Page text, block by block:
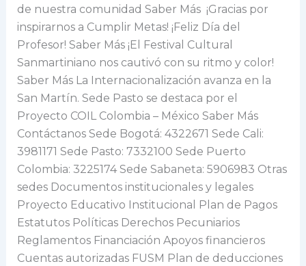
de nuestra comunidad Saber Más ¡Gracias por
inspirarnos a Cumplir Metas! ¡Feliz Día del
Profesor! Saber Más ¡El Festival Cultural
Sanmartiniano nos cautivó con su ritmo y color!
Saber Más La Internacionalización avanza en la
San Martín. Sede Pasto se destaca por el
Proyecto COIL Colombia – México Saber Más
Contáctanos Sede Bogotá: 4322671 Sede Cali:
3981171 Sede Pasto: 7332100 Sede Puerto
Colombia: 3225174 Sede Sabaneta: 5906983 Otras
sedes Documentos institucionales y legales
Proyecto Educativo Institucional Plan de Pagos
Estatutos Políticas Derechos Pecuniarios
Reglamentos Financiación Apoyos financieros
Cuentas autorizadas FUSM Plan de deducciones